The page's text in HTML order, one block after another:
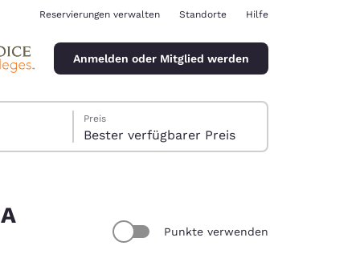
Reservierungen verwalten Standorte Hilfe
Anmelden oder Mitglied werden
Preis
Bester verfügbarer Preis
Punkte verwenden